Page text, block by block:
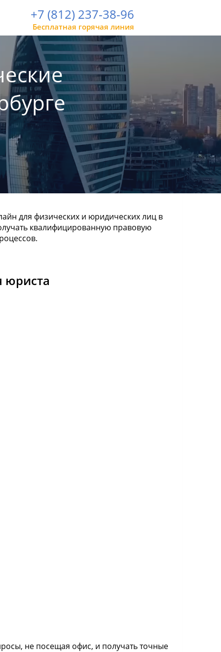
+7 (812) 237-38-96
Бесплатная горячая линия
для физических и юридических лиц в
квалифицированную правовую
юриста
не посещая офис, и получать точные